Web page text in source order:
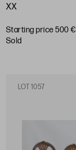
XX
Starting price 500 €
sold
LOT 1057